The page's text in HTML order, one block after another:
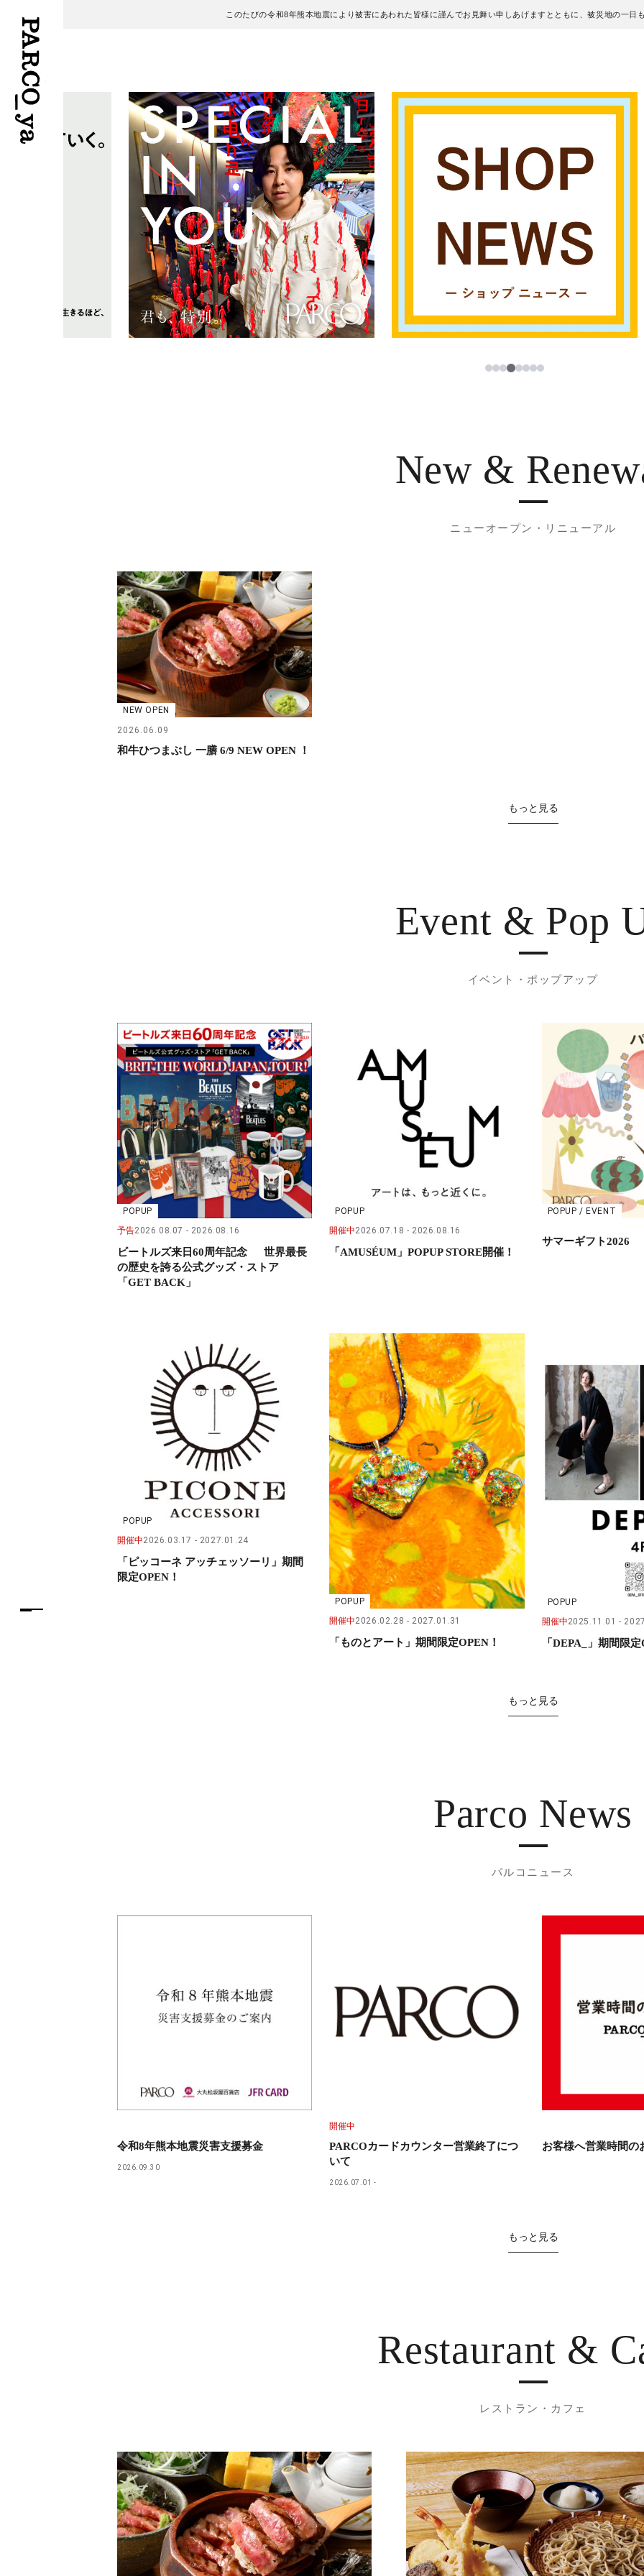
このたびの令和8年熊本地震により被害にあわれた皆様に謹んでお見舞い申しあげますとともに、被災地の一日
フロアガイド
施設案内・アクセス
イベント・ポップアップ
レストラン・カフェ
TAX FREE
PARCOメンバーズ
繁体字
12345678
New &
ニューオープン・リニューアル
NEW OPEN
2026.06.09
和牛ひつまぶし 一膳 6/9 NEW OPEN ！
もっと見る
Event & Pop
イベント・ポップアップ
POPUP
予告2026.08.07 2026.08.16
ビートルズ来日60周年記念 世界最長
の歴史を誇る公式グッズ・ストア
「GET BACK」
POPUP
開催中2026.07.18 2026.08.16
「AMUSÉUM」POPUP STORE開催！
POPUP / EVENT
サマーギフト2026
POPUP
開催中2026.03.17 2027.01.24
「ピッコーネ アッチェッソーリ」期間
限定OPEN！
POPUP
開催中2026.02.28 2027.01.31
「ものとアート」期間限定OPEN！
POPUP
開催中2025.11.01
「DEPA_」期間限
もっと見る
Parco News
パルコニュース
令和8年熊本地震災害支援募金
2026.09.30
開催中
PARCOカードカウンター営業終了につ
いて
2026.07.01
お客様へ営業時間の
もっと見る
Restaurant &
レストラン・カフェ